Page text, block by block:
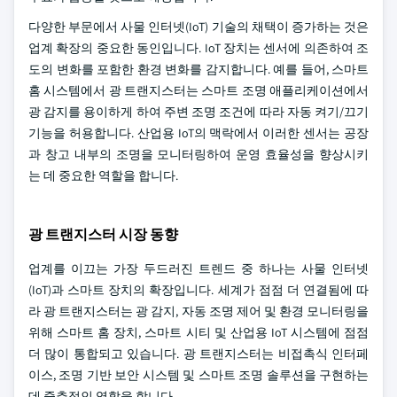
다양한 부문에서 사물 인터넷(IoT) 기술의 채택이 증가하는 것은
업계 확장의 중요한 동인입니다. IoT 장치는 센서에 의존하여 조
도의 변화를 포함한 환경 변화를 감지합니다. 예를 들어, 스마트
홈 시스템에서 광 트랜지스터는 스마트 조명 애플리케이션에서
광 감지를 용이하게 하여 주변 조명 조건에 따라 자동 켜기/끄기
기능을 허용합니다. 산업용 IoT의 맥락에서 이러한 센서는 공장
과 창고 내부의 조명을 모니터링하여 운영 효율성을 향상시키
는 데 중요한 역할을 합니다.
광 트랜지스터 시장 동향
업계를 이끄는 가장 두드러진 트렌드 중 하나는 사물 인터넷
(IoT)과 스마트 장치의 확장입니다. 세계가 점점 더 연결됨에 따
라 광 트랜지스터는 광 감지, 자동 조명 제어 및 환경 모니터링을
위해 스마트 홈 장치, 스마트 시티 및 산업용 IoT 시스템에 점점
더 많이 통합되고 있습니다. 광 트랜지스터는 비접촉식 인터페
이스, 조명 기반 보안 시스템 및 스마트 조명 솔루션을 구현하는